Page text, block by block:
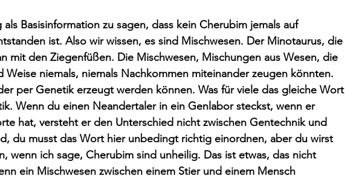
Basisinformation zu sagen, dass kein Cherubim jemals auf
ist. Also wir wissen, es sind Mischwesen. Der Minotaurus, die
mit den Ziegenfüßen. Die Mischwesen, Mischungen aus Wesen, die
Weise niemals, niemals Nachkommen miteinander zeugen könnten.
per Genetik erzeugt werden können. Was für viele das gleiche Wort
Wenn du einen Neandertaler in ein Genlabor steckst, wenn er
hat, versteht er den Unterschied nicht zwischen Gentechnik und
du musst das Wort hier unbedingt richtig einordnen, aber du wirst
wenn ich sage, Cherubim sind unheilig. Das ist etwas, das nicht
ein Mischwesen zwischen einem Stier und einem Mensch